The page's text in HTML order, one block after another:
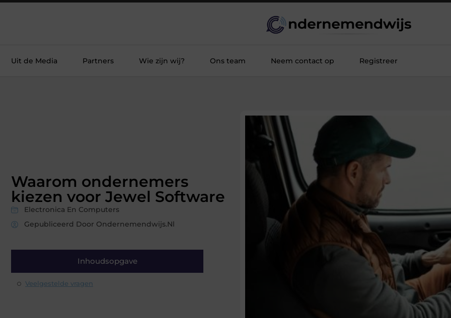
Uit de Media Partners Wie zijn wij? Ons team Neem contact op Registreer
Waarom ondernemers
kiezen voor Jewel Software
Electronica En Computers
Gepubliceerd Door Ondernemendwijs.nl
Inhoudsopgave
Veelgestelde vragen